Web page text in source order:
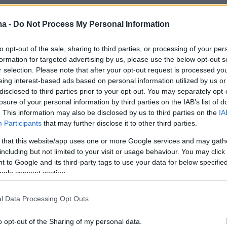
- Do Not Process My Personal Information
opt-out of the sale, sharing to third parties, or processing of your
for targeted advertising by us, please use the below opt-out
selection. Please note that after your opt-out request is processed
interest-based ads based on personal information utilized by us
to third parties prior to your opt-out. You may separately
of your personal information by third parties on the IAB’s list of
This information may also be disclosed by us to third parties on the
Participants that may further disclose it to other third parties.
that this website/app uses one or more Google services and may
but not limited to your visit or usage behaviour. You may
to Google and its third-party tags to use your data for below
consent section.
Data Processing Opt Outs
opt-out of the Sharing of my personal data.
με κάποιους να τα... ρίχνουν στην
κάποιους άλλους στον φωτισμό, οι ντόπιοι
τέτοια εποχή τα γοφάρια κυνηγούν και η
τρέχει να σωθεί.